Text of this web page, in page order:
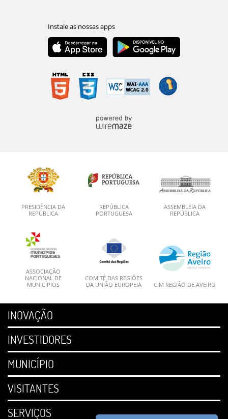
PRESIDÊNCIA DA
REPÚBLICA
REPÚBLICA
PORTUGUESA
ASSEMBLEIA DA
REPÚBLICA
ASSOCIAÇÃO
NACIONAL DE
MUNICÍPIOS
COMITÉ DAS REGIÕES
DA UNIÃO EUROPEIA
CIM REGIÃO DE AVEIRO
INOVAÇÃO
INVESTIDORES
MUNICÍPIO
VISITANTES
SERVIÇOS